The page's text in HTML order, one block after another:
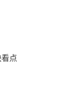
点